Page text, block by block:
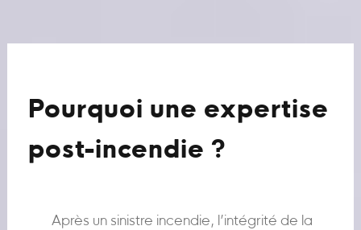
Pourquoi une expertise
post-incendie ?
Après un sinistre incendie, l’intégrité de la